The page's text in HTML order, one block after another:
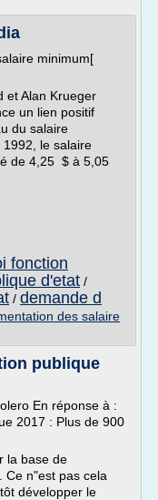
minimum[
et Alan Krueger
un lien positif
du salaire
le salaire
de 4,25 $ à 5,05
fonction
d'etat /
/ demande d
des salaire
publique
En réponse à :
2017 : Plus de 900
la base de
Ce n"est pas cela
développer le